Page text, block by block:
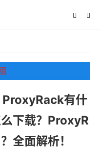
有什
下载？ProxyR
全面解析！